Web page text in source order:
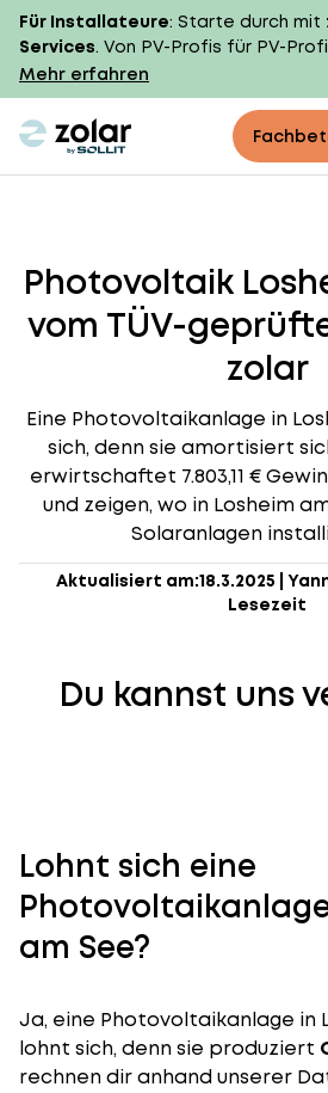
Für Installateure: Starte durch mit
Services. Von PV-Profis für PV-
Mehr erfahren
zolar logo
Photovoltaik
vom TÜV-
zolar
Eine Photovoltaikanlage in
sich, denn sie amortisiert
erwirtschaftet 7.803,11 €
und zeigen, wo in Losheim
Solaranlagen
Aktualisiert am:18.3.2025
Lesezeit
Du kannst uns
Lohnt sich eine
am See?
Ja, eine Photovoltaikanlage in
lohnt sich, denn sie produziert
rechnen dir anhand unserer